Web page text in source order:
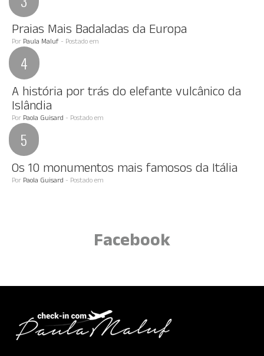
Praias Mais Badaladas da Europa
Por Paula Maluf - Postado em
A história por trás do elefante vulcânico da
Islândia
Por Paola Guisard - Postado em
Os 10 monumentos mais famosos da Itália
Por Paola Guisard - Postado em
Facebook